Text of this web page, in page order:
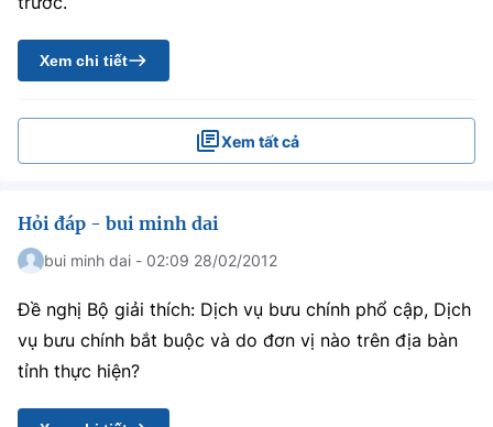
Xem chi tiết
Xem tất cả
Hỏi đáp - bui minh dai
bui minh dai - 02:09 28/02/2012
Đề nghị Bộ giải thích: Dịch vụ bưu chính phổ cập, Dịch
vụ bưu chính bắt buộc và do đơn vị nào trên địa bàn
tỉnh thực hiện?